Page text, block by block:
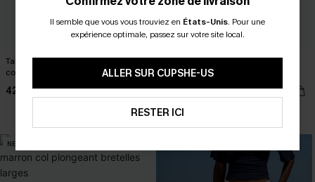
Tankini colorblock taille standard à
col plongeant et dos croisé
42,00 €
Bikini aqua taille haute à col
plongeant
38,00 €
Taille haute
NEW
Il semble que vous vous trouviez en États-Unis. Pour une
expérience optimale, passez sur votre site local.
ALLER SUR CUPSHE-US
RESTER ICI